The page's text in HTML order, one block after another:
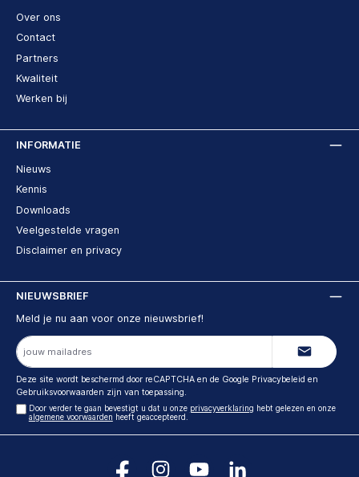
Over ons
Contact
Partners
Kwaliteit
Werken bij
INFORMATIE
Nieuws
Kennis
Downloads
Veelgestelde vragen
Disclaimer en privacy
NIEUWSBRIEF
Meld je nu aan voor onze nieuwsbrief!
E-
mailadres
Deze site wordt beschermd door reCAPTCHA en de Google Privacybeleid en
Gebruiksvoorwaarden zijn van toepassing.
Door verder te gaan bevestigt u dat u onze privacyverklaring hebt gelezen en onze
algemene voorwaarden heeft geaccepteerd.